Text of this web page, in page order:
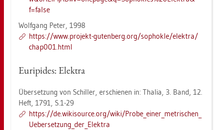
f=false
Wolf­gang Peter, 1998
https://​www.​pro­jekt-​gu­ten­berg.​org/​so­phok­le/​elek­tra/​
cha­p001.​html
Eu­ri­pi­des: Elek­tra
Über­set­zung von Schil­ler, er­schie­nen in: Tha­lia, 3. Band, 12.
Heft, 1791, S.1-29
https://​de.​wi­ki­sour­ce.​org/​wiki/​Pro­be_​ei­ner_​me­tri­schen_​
Ueb​erse​tzun​g_​der_​Elek­tra